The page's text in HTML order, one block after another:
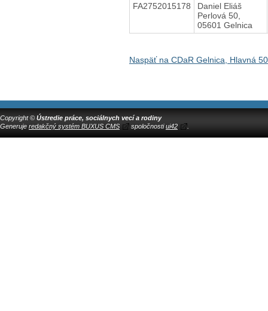
FA2752015178
Daniel Eliáš
Perlová 50,
05601 Gelnica
Naspäť na CDaR Gelnica, Hlavná 50
Copyright © Ústredie práce, sociálnych vecí a rodiny
Generuje redakčný systém BUXUS CMS spoločnostiui42